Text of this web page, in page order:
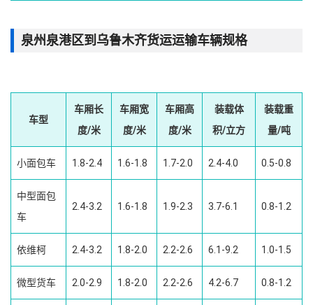
泉州泉港区到乌鲁木齐货运运输车辆规格
车型
车厢长
度/米
车厢宽
度/米
车厢高
度/米
装载体
积/立方
装载重
量/吨
小面包车 1.8-2.4 1.6-1.8 1.7-2.0 2.4-4.0 0.5-0.8
中型面包
车
2.4-3.2 1.6-1.8 1.9-2.3 3.7-6.1 0.8-1.2
依维柯 2.4-3.2 1.8-2.0 2.2-2.6 6.1-9.2 1.0-1.5
微型货车 2.0-2.9 1.8-2.0 2.2-2.6 4.2-6.7 0.8-1.2